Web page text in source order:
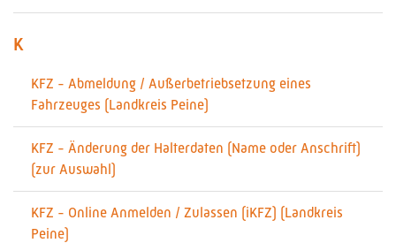
K
KFZ - Abmeldung / Außerbetriebsetzung eines
Fahrzeuges (Landkreis Peine)
KFZ - Änderung der Halterdaten (Name oder Anschrift)
(zur Auswahl)
KFZ - Online Anmelden / Zulassen (iKFZ) (Landkreis
Peine)